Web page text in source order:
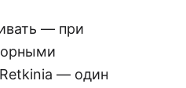
— при
— один